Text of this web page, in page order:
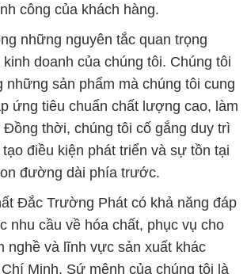
công của khách hàng.
những nguyên tắc quan trọng
doanh của chúng tôi. Chúng tôi
những sản phẩm mà chúng tôi cung
ứng tiêu chuẩn chất lượng cao, làm
Đồng thời, chúng tôi cố gắng duy trì
điều kiện phát triển và sự tồn tại
đường dài phía trước.
Đắc Trường Phát có khả năng đáp
nhu cầu về hóa chất, phục vụ cho
nghề và lĩnh vực sản xuất khác
Minh. Sứ mệnh của chúng tôi là